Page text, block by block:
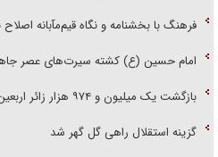
فرهنگ با بخشنامه و نگاه قیم‌مآبانه
امام حسین (ع) کشته سیرت‌های عصر
بازگشت یک میلیون و ۹۷۴ هزار زائر اربعین به کشور
گزینه استقلال راهی گل گهر شد